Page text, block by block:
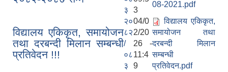
३
3
08-2021.pdf
विद्यालय एकिकृत, समायोजन
तथा दरबन्दी मिलान सम्बन्धी
प्रतिवेदन !!!
२०
८२
/
०८
३
04/0
2/20
26 -
11:4
9
विद्यालय एकिकृत,
समायोजन तथा
दरबन्दी मिलान
सम्बन्धी
प्रतिवेदन.pdf